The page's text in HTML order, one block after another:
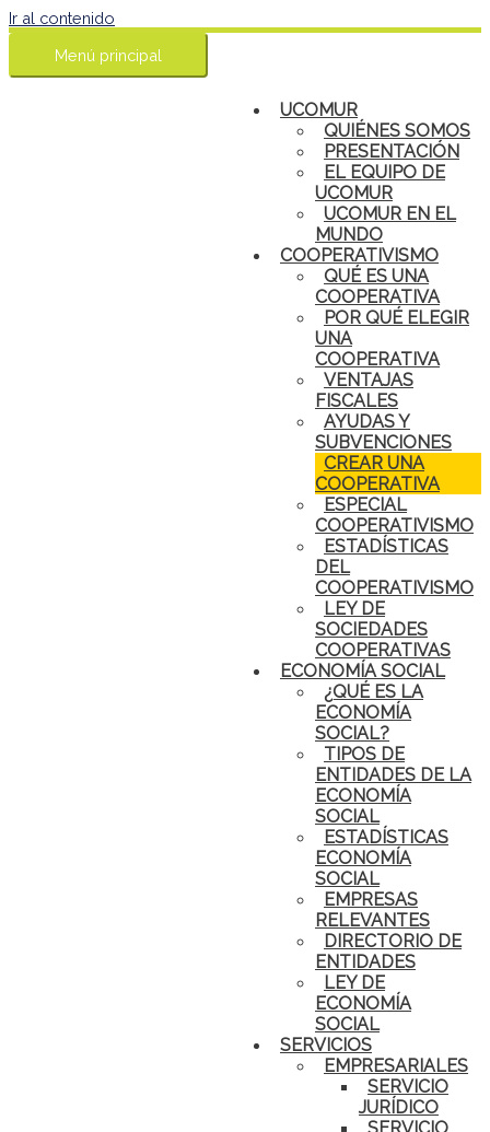
Ir al contenido
Menú principal
UCOMUR
QUIÉNES SOMOS
PRESENTACIÓN
EL EQUIPO DE
UCOMUR
UCOMUR EN EL
MUNDO
COOPERATIVISMO
QUÉ ES UNA
COOPERATIVA
POR QUÉ ELEGIR
UNA
COOPERATIVA
VENTAJAS
FISCALES
AYUDAS Y
SUBVENCIONES
CREAR UNA
COOPERATIVA
ESPECIAL
COOPERATIVISMO
ESTADÍSTICAS
DEL
COOPERATIVISMO
LEY DE
SOCIEDADES
COOPERATIVAS
ECONOMÍA SOCIAL
¿QUÉ ES LA
ECONOMÍA
SOCIAL?
TIPOS DE
ENTIDADES DE LA
ECONOMÍA
SOCIAL
ESTADÍSTICAS
ECONOMÍA
SOCIAL
EMPRESAS
RELEVANTES
DIRECTORIO DE
ENTIDADES
LEY DE
ECONOMÍA
SOCIAL
SERVICIOS
EMPRESARIALES
SERVICIO
JURÍDICO